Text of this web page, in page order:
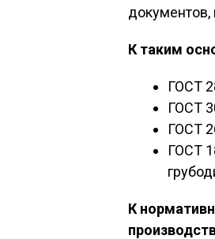
документов,
К таким
ГОСТ
ГОСТ
ГОСТ
ГОСТ
К